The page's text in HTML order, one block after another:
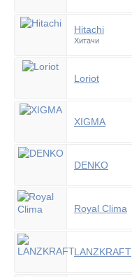
Hitachi
Хитачи
Loriot
XIGMA
DENKO
Royal Clima
LANZKRAFT